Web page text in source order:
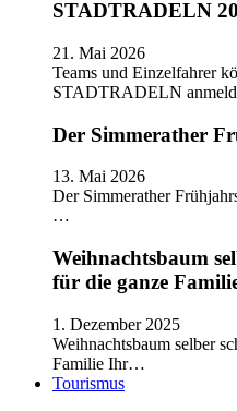
STADTRADELN
21. Mai 2026
Teams und Einzelfahrer
STADTRADELN
Der Simmerather
13. Mai 2026
Der Simmerather
…
Weihnachtsbaum
für die ganze
1. Dezember 2025
Weihnachtsbaum selber
Familie Ihr…
Tourismus